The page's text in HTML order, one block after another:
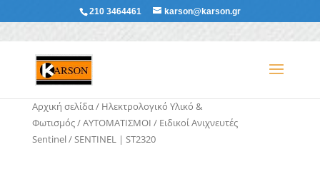
210 3464461 karson@karson.gr
Αρχική σελίδα/ Ηλεκτρολογικό Υλικό &
Φωτισμός/ΑΥΤΟΜΑΤΙΣΜΟΙ / Ειδικοί Ανιχνευτές
Sentinel/ SENTINEL | ST2320